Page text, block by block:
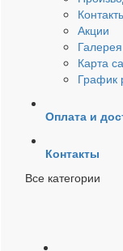
Акции
Галерея
Карта
График
Оплата и
Контакты
Все категории